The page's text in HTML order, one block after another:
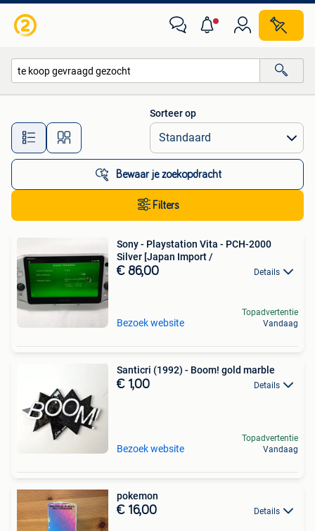
Alle afstanden…
Sorteer op
Bewaar je zoekopdracht
Filters
Sony - Playstation Vita - PCH-2000
Silver [Japan Import /
€ 86,00 Details
Bezoek website
Topadvertentie
Vandaag
Santicri (1992) - Boom! gold marble
€ 1,00 Details
Bezoek website
Topadvertentie
Vandaag
pokemon
€ 16,00 Details